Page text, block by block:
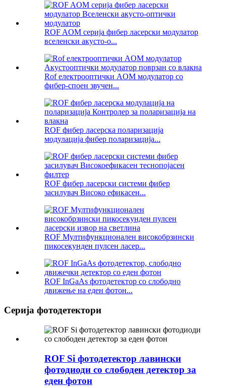
ROF AOM серија фибер ласерски модулатор
вселенски акусто-о...
Rof електрооптички AOM модулатор со
фибер-споен звучен...
ROF фибер ласерска поларизација
модулација фибер поларизација...
ROF фибер ласерски системи фибер
засилувач Високо ефикасен...
ROF Мултифункционален високобрзински
пикосекунден пулсен ласер...
ROF InGaAs фотодетектор со слободно
движење на еден фотон...
Серија фотодетектори
ROF Si фотодетектор лавински
фотодиоди со слободен детектор за
еден фотон